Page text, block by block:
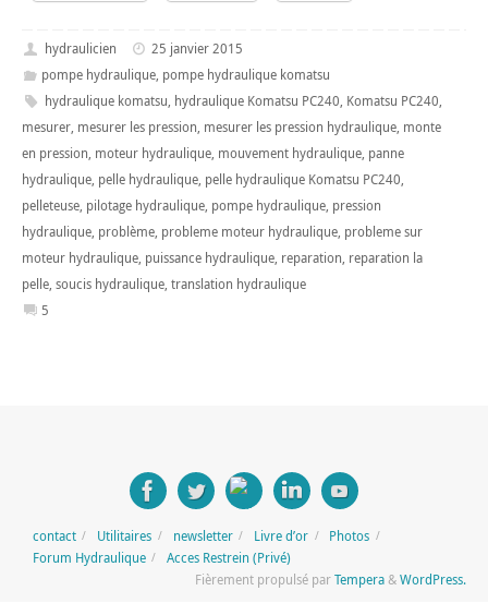
hydraulicien
25 janvier 2015
pompe hydraulique, pompe hydraulique komatsu
hydraulique komatsu, hydraulique Komatsu PC240, Komatsu PC240,
mesurer, mesurer les pression, mesurer les pression hydraulique, monte
en pression, moteur hydraulique, mouvement hydraulique, panne
hydraulique, pelle hydraulique, pelle hydraulique Komatsu PC240,
pelleteuse, pilotage hydraulique, pompe hydraulique, pression
hydraulique, problème, probleme moteur hydraulique, probleme sur
moteur hydraulique, puissance hydraulique, reparation, reparation la
pelle, soucis hydraulique, translation hydraulique
5
contact Utilitaires newsletter Livre d’or
Photos
Forum Hydraulique
Acces Restrein (Privé)
Fièrement propulsé parTempera&WordPress.